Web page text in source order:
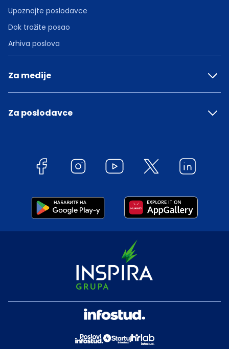
Upoznajte poslodavce
Dok tražite posao
Arhiva poslova
Za medije
Za poslodavce